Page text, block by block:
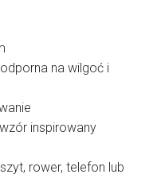
na wilgoć i
inspirowany
rower, telefon lub